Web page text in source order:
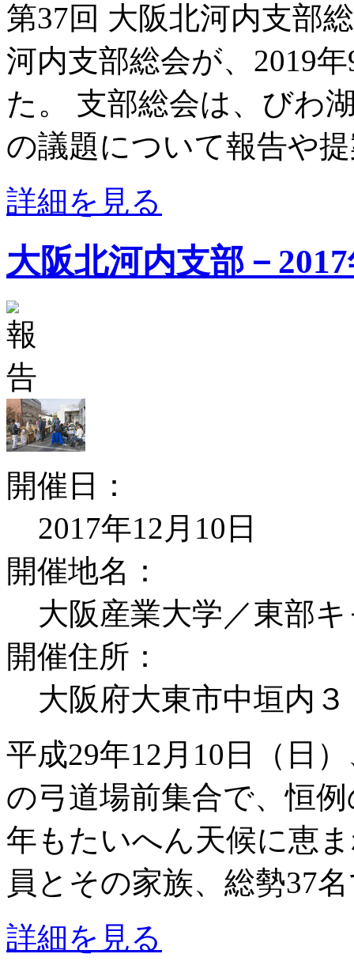
第37回 大阪北河内支部
河内支部総会が、2019
た。 支部総会は、びわ
の議題について報告や
詳細を見る
大阪北河内支部－
開催日：
2017年12月10日
開催地名：
大阪産業大学／東部
開催住所：
大阪府大東市中垣内
平成29年12月10日（日
の弓道場前集合で、恒
年もたいへん天候に恵
員とその家族、総勢37
詳細を見る